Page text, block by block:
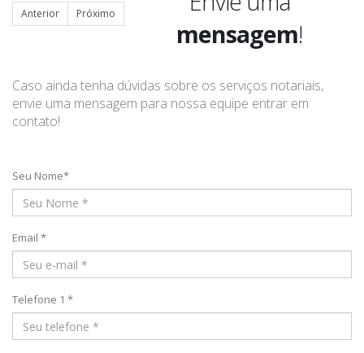
Anterior Próximo
mensagem!
Caso ainda tenha dúvidas sobre os serviços notariais,
envie uma mensagem para nossa equipe entrar em
contato!
Seu Nome*
Email *
Telefone 1 *